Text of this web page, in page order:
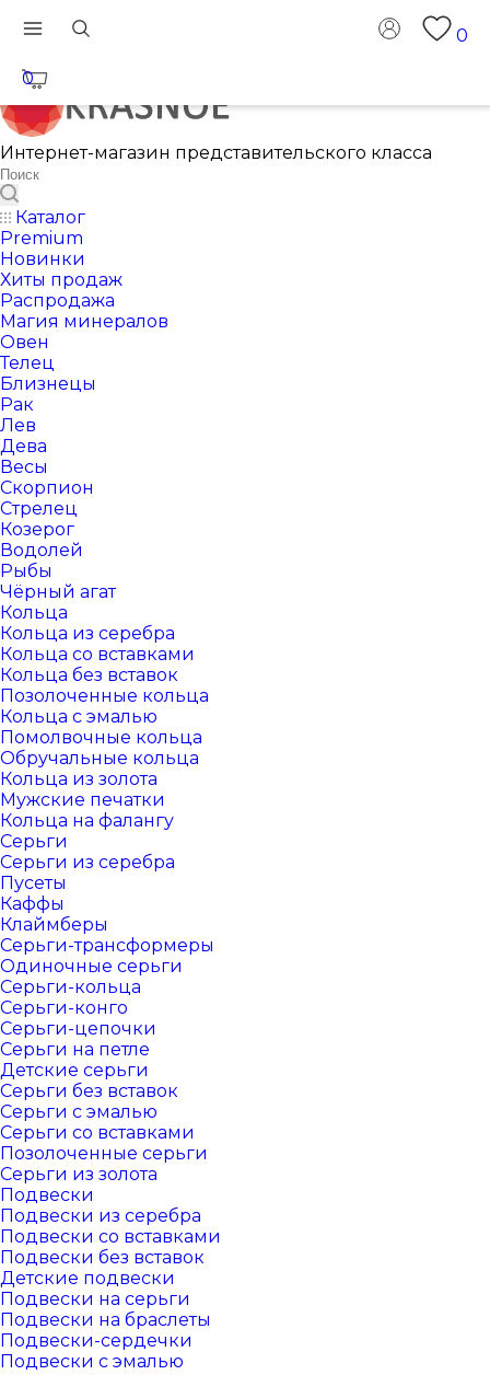
0
0
Интернет-магазин представительского класса
Каталог
Premium
Новинки
Хиты продаж
Распродажа
Магия минералов
Овен
Телец
Близнецы
Рак
Лев
Дева
Весы
Скорпион
Стрелец
Козерог
Водолей
Рыбы
Чёрный агат
Кольца
Кольца из серебра
Кольца со вставками
Кольца без вставок
Позолоченные кольца
Кольца с эмалью
Помолвочные кольца
Обручальные кольца
Кольца из золота
Мужские печатки
Кольца на фалангу
Серьги
Серьги из серебра
Пусеты
Каффы
Клаймберы
Серьги-трансформеры
Одиночные серьги
Серьги-кольца
Серьги-конго
Серьги-цепочки
Серьги на петле
Детские серьги
Серьги без вставок
Серьги с эмалью
Серьги со вставками
Позолоченные серьги
Серьги из золота
Подвески
Подвески из серебра
Подвески со вставками
Подвески без вставок
Детские подвески
Подвески на серьги
Подвески на браслеты
Подвески-сердечки
Подвески с эмалью